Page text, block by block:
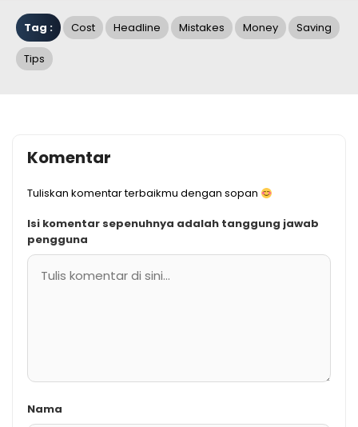
Tag : Cost Headline Mistakes Money Saving
Tips
Komentar
Tuliskan komentar terbaikmu dengan sopan
Isi komentar sepenuhnya adalah tanggung jawab
pengguna
Nama